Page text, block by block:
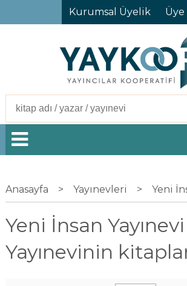
Kurumsal Üyelik Üye
Anasayfa > Yayınevleri > Yeni
Yeni İnsan
Yayınevinin